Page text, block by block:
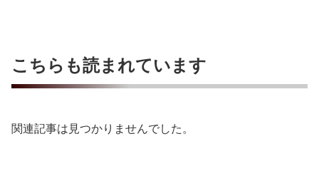
こちらも読まれています
関連記事は見つかりませんでした。